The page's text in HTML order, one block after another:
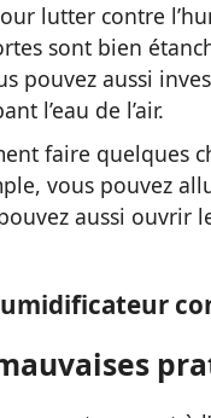
lutter contre
sont bien
pouvez aussi
l’eau de l’air.
faire quelques
vous pouvez
aussi